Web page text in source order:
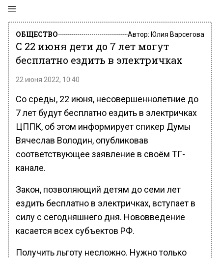
ОБЩЕСТВО Автор: Юлия Варсегова
С 22 июня дети до 7 лет могут
бесплатно ездить в электричках
22 июня 2022, 10:40
Со среды, 22 июня, несовершеннолетние до
7 лет будут бесплатно ездить в электричках
ЦППК, об этом информирует спикер Думы
Вячеслав Володин, опубликовав
соответствующее заявление в своём ТГ-
канале.
Закон, позволяющий детям до семи лет
ездить бесплатно в электричках, вступает в
силу с сегодняшнего дня. Нововведение
касается всех субъектов РФ.
Получить льготу несложно. Нужно только